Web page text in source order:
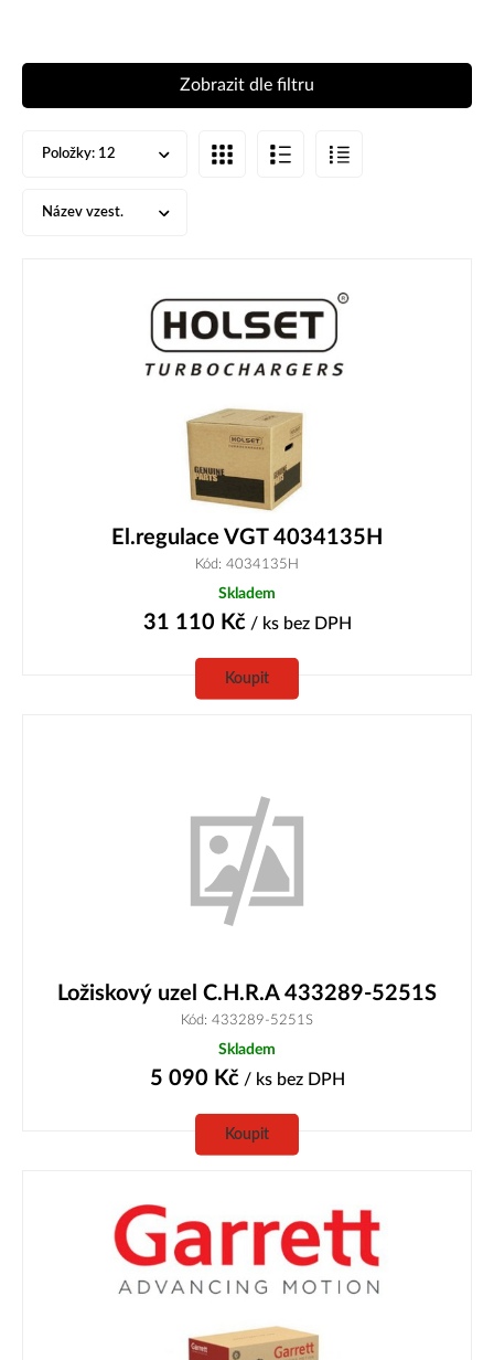
Zobrazit dle filtru
Položky: 12
Název vzest.
El.regulace VGT 4034135H
Kód: 4034135H
Skladem
31 110 Kč/ ks bez DPH
Koupit
Ložiskový uzel C.H.R.A 433289-5251S
Kód: 433289-5251S
Skladem
5 090 Kč/ ks bez DPH
Koupit